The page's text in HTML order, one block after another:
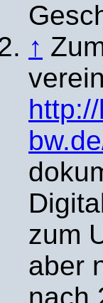
↑
zum
aber
nach